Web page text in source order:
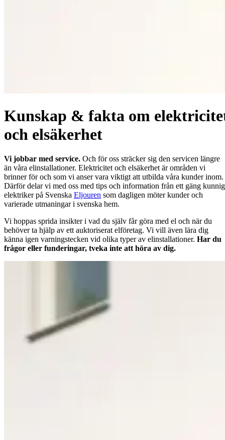
Kunskap & fakta om
och elsäkerhet
Vi jobbar med service. Och för oss sträcker sig den servicen längre
än våra elinstallationer. Elektricitet och elsäkerhet är områden vi
brinner för och som vi anser vara viktigt att utbilda våra kunder inom.
Därför delar vi med oss med tips och information från ett gäng
elektriker på Svenska Eljouren som dagligen möter kunder och
varierade utmaningar i svenska hem.
Vi hoppas sprida insikter i vad du själv får göra med el och när du
behöver ta hjälp av ett auktoriserat elföretag. Vi vill även lära dig
känna igen varningstecken vid olika typer av elinstallationer. Har du
frågor eller funderingar, tveka inte att höra av dig.